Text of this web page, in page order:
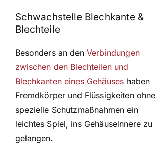
Schwachstelle Blechkante &
Blechteile
Besonders an den Verbindungen
zwischen den Blechteilen und
Blechkanten eines Gehäuseshaben
Fremdkörper und Flüssigkeiten ohne
spezielle Schutzmaßnahmen ein
leichtes Spiel, ins Gehäuseinnere zu
gelangen.